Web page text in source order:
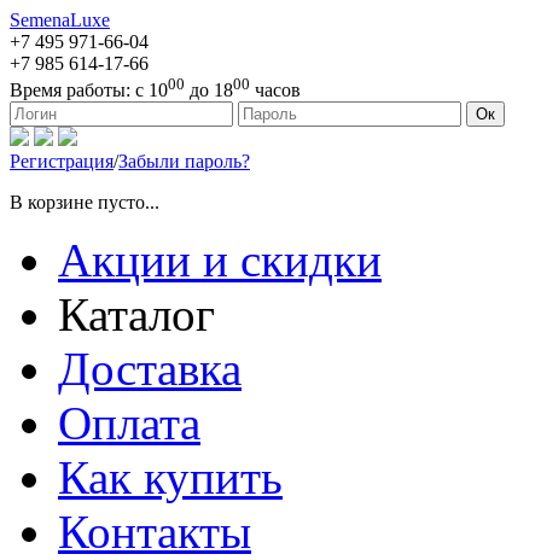
SemenaLuxe
+7 495 971-66-04
+7 985 614-17-66
Время работы: с 1000 до 1800 часов
127473, г. Москва, ул. Краснопролетарская, д. 16, стр. 1 Ок
Регистрация/Забыли пароль?
В корзине пусто...
Акции и скидки
Каталог
Доставка
Оплата
Как купить
Контакты